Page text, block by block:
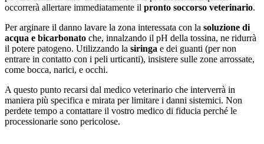
occorrerà allertare immediatamente il pronto soccorso veterinario.
Per arginare il danno lavare la zona interessata con la soluzione di
acqua e bicarbonato che, innalzando il pH della tossina, ne ridurrà
il potere patogeno. Utilizzando la siringa e dei guanti (per non
entrare in contatto con i peli urticanti), insistere sulle zone arrossate,
come bocca, narici, e occhi.
A questo punto recarsi dal medico veterinario che interverrà in
maniera più specifica e mirata per limitare i danni sistemici. Non
perdete tempo a contattare il vostro medico di fiducia perché le
processionarie sono pericolose.